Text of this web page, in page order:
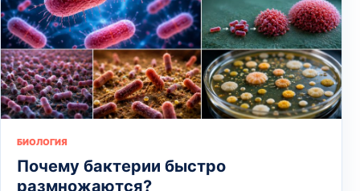
БИОЛОГИЯ
Почему бактерии быстро
размножаются?